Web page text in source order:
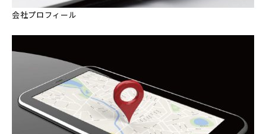
会社プロフィール